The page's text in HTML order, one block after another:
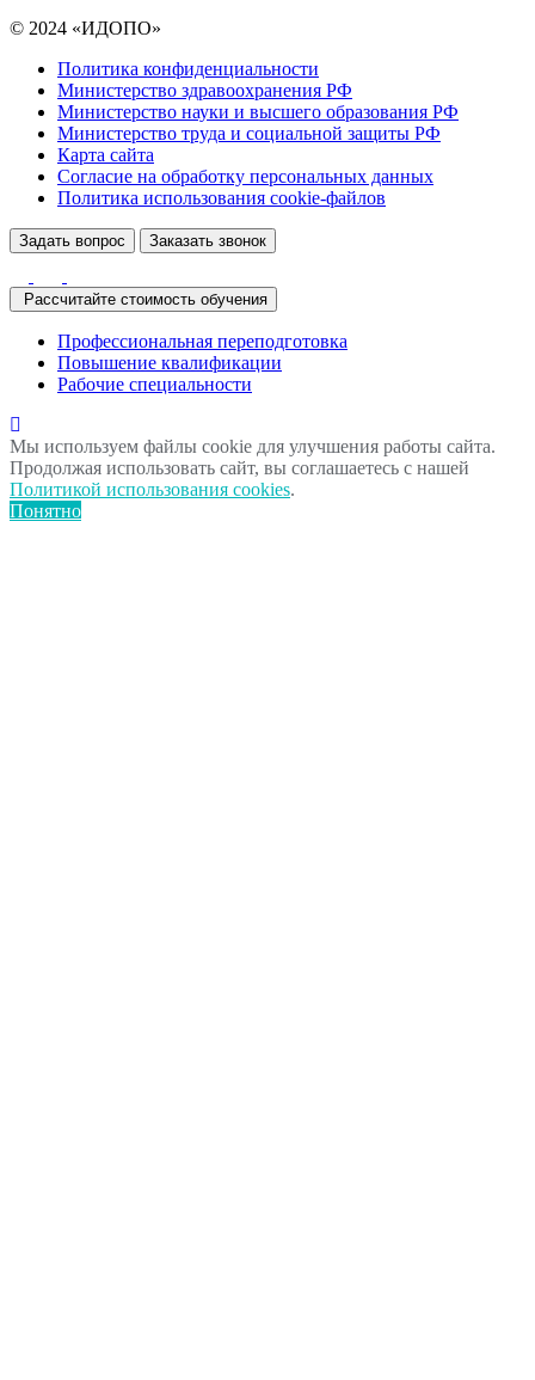
© 2024 «ИДОПО»
Политика конфиденциальности
Министерство здравоохранения РФ
Министерство науки и высшего образования РФ
Министерство труда и социальной защиты РФ
Карта сайта
Согласие на обработку персональных данных
Политика использования сookie-файлов
Задать вопрос Заказать звонок
Рассчитайте стоимость обучения
Профессиональная переподготовка
Повышение квалификации
Рабочие специальности
Мы используем файлы cookie для улучшения работы сайта.
Продолжая использовать сайт, вы соглашаетесь с нашей
Политикой использования cookies.
Понятно